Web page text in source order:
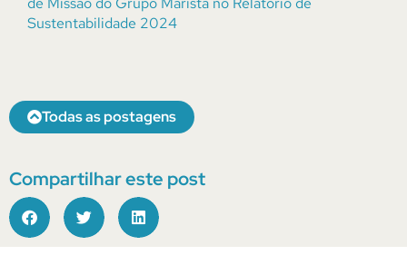
Sustentabilidade 2024
Todas as postagens
Compartilhar este post